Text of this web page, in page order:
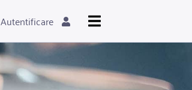
Autentificare